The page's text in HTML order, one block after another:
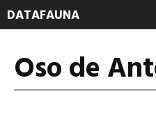
DATAFAUNA
Oso de